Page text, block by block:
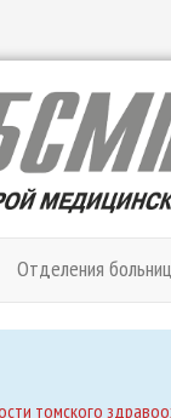
Отделения
томского